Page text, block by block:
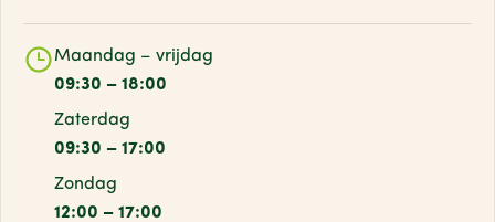
Maandag – vrijdag
09:30 – 18:00
Zaterdag
09:30 – 17:00
Zondag
12:00 – 17:00